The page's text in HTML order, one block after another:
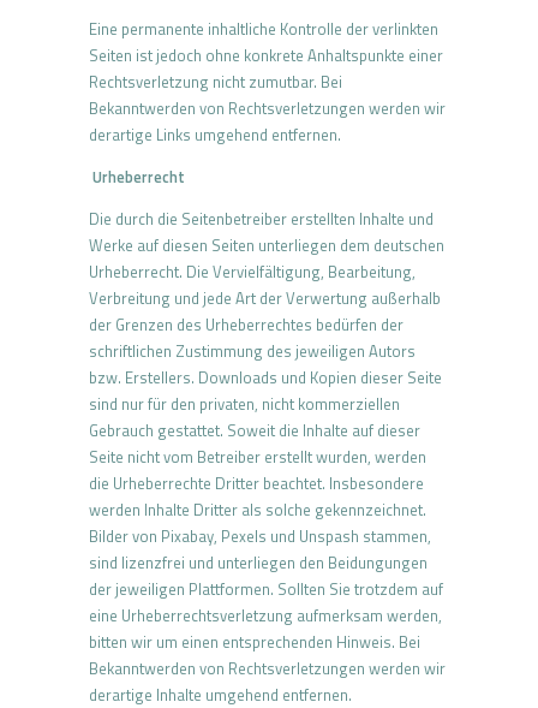
Eine permanente inhaltliche Kontrolle der verlinkten
Seiten ist jedoch ohne konkrete Anhaltspunkte einer
Rechtsverletzung nicht zumutbar. Bei
Bekanntwerden von Rechtsverletzungen werden wir
derartige Links umgehend entfernen.
Urheberrecht
Die durch die Seitenbetreiber erstellten Inhalte und
Werke auf diesen Seiten unterliegen dem deutschen
Urheberrecht. Die Vervielfältigung, Bearbeitung,
Verbreitung und jede Art der Verwertung außerhalb
der Grenzen des Urheberrechtes bedürfen der
schriftlichen Zustimmung des jeweiligen Autors
bzw. Erstellers. Downloads und Kopien dieser Seite
sind nur für den privaten, nicht kommerziellen
Gebrauch gestattet. Soweit die Inhalte auf dieser
Seite nicht vom Betreiber erstellt wurden, werden
die Urheberrechte Dritter beachtet. Insbesondere
werden Inhalte Dritter als solche gekennzeichnet.
Bilder von Pixabay, Pexels und Unspash stammen,
sind lizenzfrei und unterliegen den Beidungungen
der jeweiligen Plattformen. Sollten Sie trotzdem auf
eine Urheberrechtsverletzung aufmerksam werden,
bitten wir um einen entsprechenden Hinweis. Bei
Bekanntwerden von Rechtsverletzungen werden wir
derartige Inhalte umgehend entfernen.